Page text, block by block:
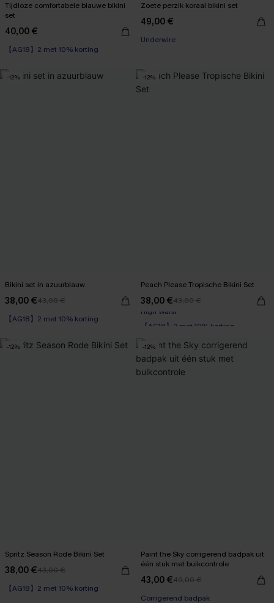
Tijdloze comfortabele blauwe bikini
set
40,00 €
【AG18】2 met 10% korting
Zoete perzik koraal bikini set
49,00 €
Underwire
-12%
Bikini set in azuurblauw
38,00 €43,00 €
【AG18】2 met 10% korting
-12%
Peach Please Tropische Bikini Set
38,00 €43,00 €
【AG18】2 met 10% korting
-12%
Spritz Season Rode Bikini Set
38,00 €43,00 €
【AG18】2 met 10% korting
-12%
Paint the Sky corrigerend badpak uit
één stuk met buikcontrole
43,00 €49,00 €
Corrigerend badpak